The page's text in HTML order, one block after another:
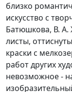
близко
искусство с
Батюшкова, В. А.
листы,
краски с
работ других
невозможное -